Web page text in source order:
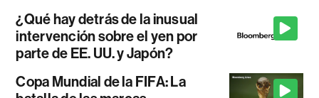
¿Qué hay detrás de la inusual
intervención sobre el yen por
parte de EE. UU. y Japón?
Copa Mundial de la FIFA: La